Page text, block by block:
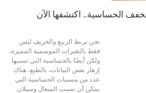
الحساسية.. اكتشفها الآن
نحن نربط الربيع والخريف ليس
فقط بالتغيرات الموسمية المميزة،
ولكن أيضًا بالحساسية التي تسببها
إزهار بعض النباتات، بالطبع، هناك
عدد من مسببات الحساسية التي
يمكن أن تسبب السعال وسيلان